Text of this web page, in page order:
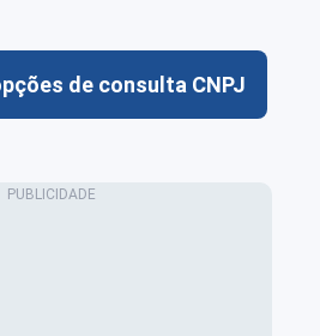
de consulta CNPJ